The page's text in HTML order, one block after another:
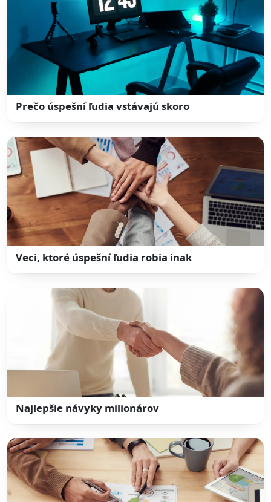
Prečo úspešní ľudia vstávajú skoro
Veci, ktoré úspešní ľudia robia inak
Najlepšie návyky milionárov